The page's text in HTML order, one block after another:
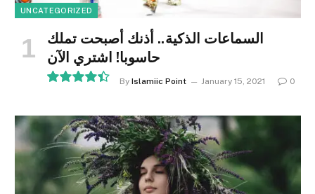
UNCATEGORIZED
السماعات الذكية.. أذنك أصبحت تملك
حاسوبا! اشتري الآن
By Islamiic Point January 15, 2021 0